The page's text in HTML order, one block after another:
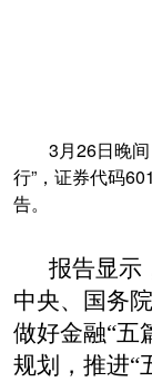
3月26日晚间
行” ，证券代码
告。
报告显示
中央、国务
做好金融“五
规划，推进“